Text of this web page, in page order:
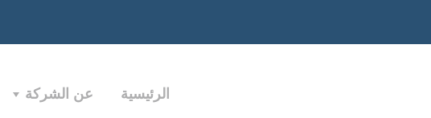
الرئيسية عن الشركة